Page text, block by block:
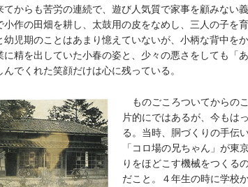
てからも苦労の連続で、遊び人気質で家事を顧みない
小作の田畑を耕し、太鼓用の皮をなめし、三人の子を
幼児期のことはあまり憶えていないが、小柄な背中を
に精を出していた小春の姿と、少々の悪さをしても「
んでくれた笑顔だけは心に残っている。
ものごころついてからの
片的にではあるが、今もは
る。当時、胴づくりの手伝
「コロ場の兄ちゃん」が東
りをほどこす機械をつくる
だこと。４年生の時に学校